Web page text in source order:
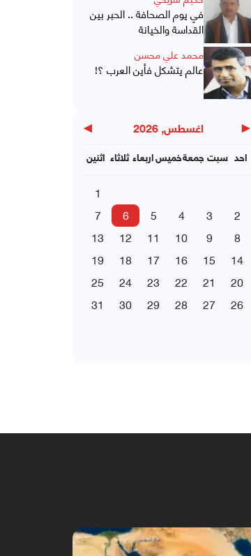
في يوم الصحافة .. الحبر بين
القداسة والخيانة
محمد علي محسن
عالم يتشكل فأين العرب ؟!
◀ اغسطس, 2026 ▶
اثنين ثلاثاء اربعاءخميسجمعة سبت احد
1
2
3
4
5
6
7
8
9
10
11
12
13
14
15
16
17
18
19
20
21
22
23
24
25
26
27
28
29
30
31